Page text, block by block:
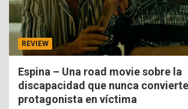
REVIEW
Espina – Una road movie sobre la
discapacidad que nunca
protagonista en víctima